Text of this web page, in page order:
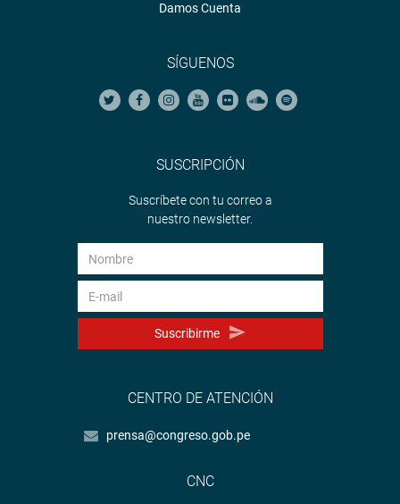
Damos Cuenta
SÍGUENOS
SUSCRIPCIÓN
Suscríbete con tu correo a
nuestro newsletter.
Suscribirme
CENTRO DE ATENCIÓN
prensa@congreso.gob.pe
CNC